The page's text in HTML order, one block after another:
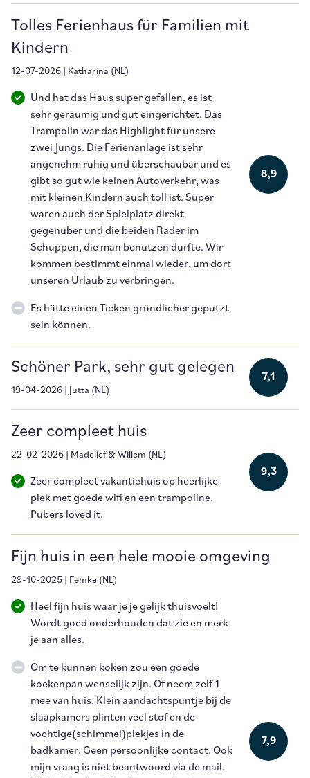
Tolles Ferienhaus für Familien mit
Kindern
12-07-2026 Katharina (NL)
8,9
Und hat das Haus super gefallen, es ist
sehr geräumig und gut eingerichtet. Das
Trampolin war das Highlight für unsere
zwei Jungs. Die Ferienanlage ist sehr
angenehm ruhig und überschaubar und es
gibt so gut wie keinen Autoverkehr, was
mit kleinen Kindern auch toll ist. Super
waren auch der Spielplatz direkt
gegenüber und die beiden Räder im
Schuppen, die man benutzen durfte. Wir
kommen bestimmt einmal wieder, um dort
unseren Urlaub zu verbringen.
Es hätte einen Ticken gründlicher geputzt
sein können.
Schöner Park, sehr gut gelegen
19-04-2026 Jutta (NL)
7,1
Zeer compleet huis
22-02-2026 Madelief & Willem (NL)
9,3
Zeer compleet vakantiehuis op heerlijke
plek met goede wifi en een trampoline.
Pubers loved it.
Fijn huis in een hele mooie omgeving
29-10-2025 Femke (NL)
7,9
Heel fijn huis waar je je gelijk thuisvoelt!
Wordt goed onderhouden dat zie en merk
je aan alles.
Om te kunnen koken zou een goede
koekenpan wenselijk zijn. Of neem zelf 1
mee van huis. Klein aandachtspuntje bij de
slaapkamers plinten veel stof en de
vochtige(schimmel)plekjes in de
badkamer. Geen persoonlijke contact. Ook
mijn vraag is niet beantwoord via de mail.